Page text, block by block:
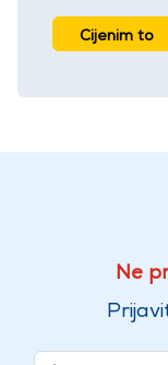
Cijenim to
Ne